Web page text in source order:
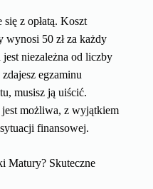
z opłatą. Koszt
wynosi 50 zł za każdy
niezależna od liczby
egzaminu
musisz ją uiścić.
jest możliwa, z wyjątkiem
finansowej.
Matury? Skuteczne